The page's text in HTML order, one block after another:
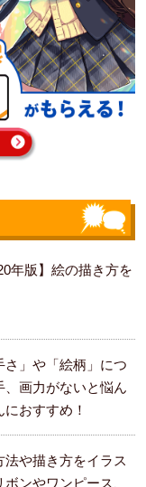
年版】絵の描き方を
さ」や「絵柄」につ
、画力がないと悩ん
おすすめ！
法や描き方をイラス
ンやワンピース、